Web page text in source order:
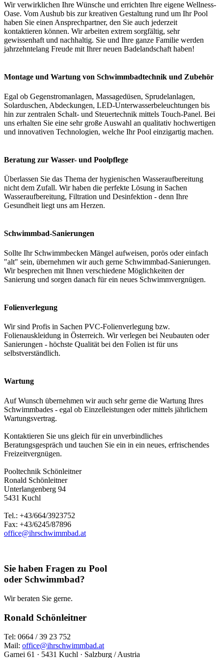
Wir verwirklichen Ihre Wünsche und errichten Ihre eigene Wellness-
Oase. Vom Aushub bis zur kreativen Gestaltung rund um Ihr Pool
haben Sie einen Ansprechpartner, den Sie auch jederzeit
kontaktieren können. Wir arbeiten extrem sorgfältig, sehr
gewissenhaft und nachhaltig. Sie und Ihre ganze Familie werden
jahrzehntelang Freude mit Ihrer neuen Badelandschaft haben!
Montage und Wartung von Schwimmbadtechnik und Zubehör
Egal ob Gegenstromanlagen, Massagedüsen, Sprudelanlagen,
Solarduschen, Abdeckungen, LED-Unterwasserbeleuchtungen bis
hin zur zentralen Schalt- und Steuertechnik mittels Touch-Panel. Bei
uns erhalten Sie eine sehr große Auswahl an qualitativ hochwertigen
und innovativen Technologien, welche Ihr Pool einzigartig machen.
Beratung zur Wasser- und Poolpflege
Überlassen Sie das Thema der hygienischen Wasseraufbereitung
nicht dem Zufall. Wir haben die perfekte Lösung in Sachen
Wasseraufbereitung, Filtration und Desinfektion - denn Ihre
Gesundheit liegt uns am Herzen.
Schwimmbad-Sanierungen
Sollte Ihr Schwimmbecken Mängel aufweisen, porös oder einfach
"alt" sein, übernehmen wir auch gerne Schwimmbad-Sanierungen.
Wir besprechen mit Ihnen verschiedene Möglichkeiten der
Sanierung und sorgen danach für ein neues Schwimmvergnügen.
Folienverlegung
Wir sind Profis in Sachen PVC-Folienverlegung bzw.
Folienauskleidung in Österreich. Wir verlegen bei Neubauten oder
Sanierungen - höchste Qualität bei den Folien ist für uns
selbstverständlich.
Wartung
Auf Wunsch übernehmen wir auch sehr gerne die Wartung Ihres
Schwimmbades - egal ob Einzelleistungen oder mittels jährlichem
Wartungsvertrag.
Kontaktieren Sie uns gleich für ein unverbindliches
Beratungsgespräch und tauchen Sie ein in ein neues, erfrischendes
Freizeitvergnügen.
Pooltechnik Schönleitner
Ronald Schönleitner
Unterlangenberg 94
5431 Kuchl
Tel.: +43/664/3923752
Fax: +43/6245/87896
office@ihrschwimmbad.at
Sie haben Fragen zu Pool
oder Schwimmbad?
Wir beraten Sie gerne.
Ronald Schönleitner
Tel: 0664 / 39 23 752
Mail: office@ihrschwimmbad.at
Garnei 61 · 5431 Kuchl · Salzburg / Austria